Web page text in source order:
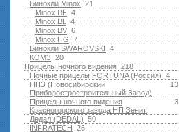
21
Бинокли Minox
4
Minox BF
4
Minox BL
6
Minox BV
7
Minox HG
4
Бинокли SWAROVSKI
20
КОМЗ
218
Прицелы ночного видения
4
Ночные прицелы FORTUNA (Россия)
13
НПЗ (Новосибирский
Приборостростроительный Завод)
3
Прицелы ночного видения
Красногорского завода НП Зенит
50
Дедал (DEDAL)
26
INFRATECH